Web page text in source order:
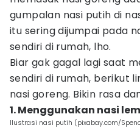
gumpalan nasi putih di
itu sering dijumpai pada
sendiri di rumah, lho.
Biar gak gagal lagi saat
sendiri di rumah, berikut
nasi goreng. Bikin rasa
1. Menggunakan nasi
Ilustrasi nasi putih (pixabay.com/